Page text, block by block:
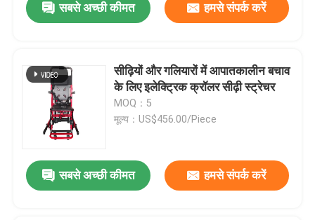
सबसे अच्छी कीमत हमसे संपर्क करें
सीढ़ियों और गलियारों में आपातकालीन बचाव
के लिए इलेक्ट्रिक क्रॉलर सीढ़ी स्ट्रेचर
MOQ：5
मूल्य：US$456.00/Piece
सबसे अच्छी कीमत हमसे संपर्क करें